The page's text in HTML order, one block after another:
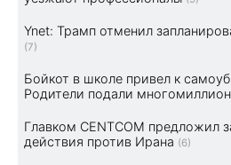
Ynet: Трамп отменил
(7)
Бойкот в школе привел к
Родители подали
Главком CENTCOM предложил
действия против Ирана (6)